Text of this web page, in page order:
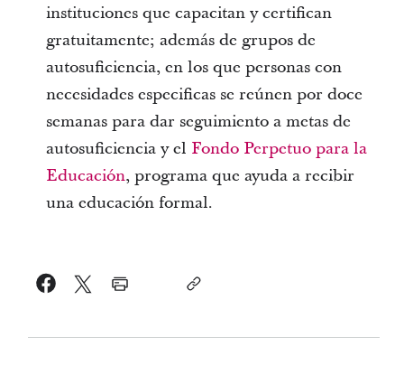
instituciones que capacitan y certifican
gratuitamente; además de grupos de
autosuficiencia, en los que personas con
necesidades especificas se reúnen por doce
semanas para dar seguimiento a metas de
autosuficiencia y el Fondo Perpetuo para la
Educación, programa que ayuda a recibir
una educación formal.